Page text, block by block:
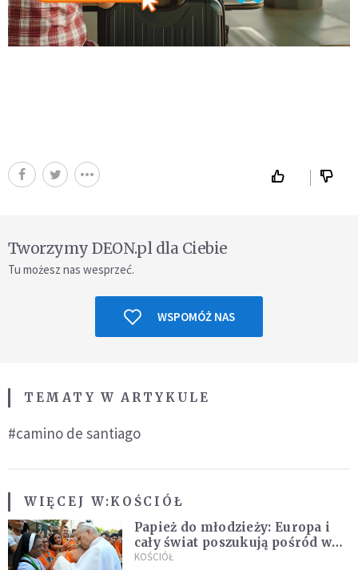
Tworzymy DEON.pl dla Ciebie
Tu możesz nas wesprzeć.
WSPOMÓŻ NAS
TEMATY W ARTYKULE
#camino de santiago
WIĘCEJ W:KOŚCIÓŁ
Papież do młodzieży: Europa i
cały świat poszukują pośród was
nowych świętych
KOŚCIÓŁ